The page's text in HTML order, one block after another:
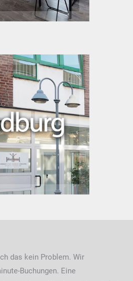
das kein Problem. Wir
Buchungen. Eine